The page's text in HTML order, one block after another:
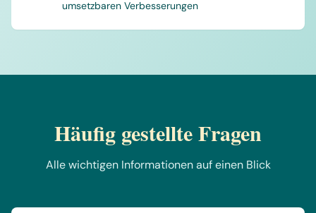
umsetzbaren Verbesserungen
Häufig gestellte Fragen
Alle wichtigen Informationen auf einen Blick